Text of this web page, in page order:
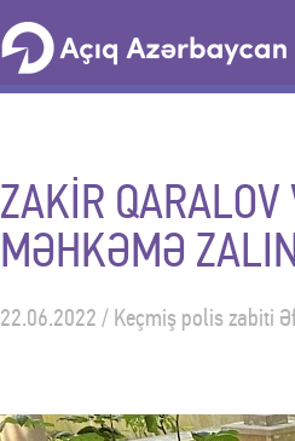
ZAKİR
MƏHKƏMƏ
22.06.2022 / Keçmiş polis zabiti